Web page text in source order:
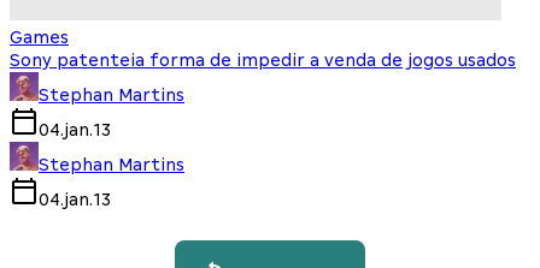
Games
Sony patenteia forma de impedir a venda de jogos usados
Stephan Martins
04.jan.13
Stephan Martins
04.jan.13